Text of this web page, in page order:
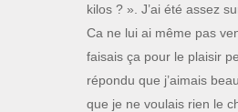
kilos ? ». J’ai été assez
Ca ne lui ai même pas
faisais ça pour le plaisir
répondu que j’aimais
que je ne voulais rien le